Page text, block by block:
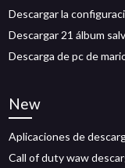
Descargar la
Descargar 21 álbum
Descarga de pc de
New
Aplicaciones de
Call of duty waw